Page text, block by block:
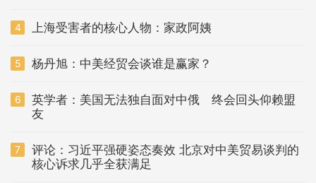
4 上海受害者的核心人物：家政阿姨
5 杨丹旭：中美经贸会谈谁是赢家？
6
英学者：美国无法独自面对中俄 终会回头仰赖盟
友
7
评论：习近平强硬姿态奏效 北京对中美贸易谈判的
核心诉求几乎全获满足